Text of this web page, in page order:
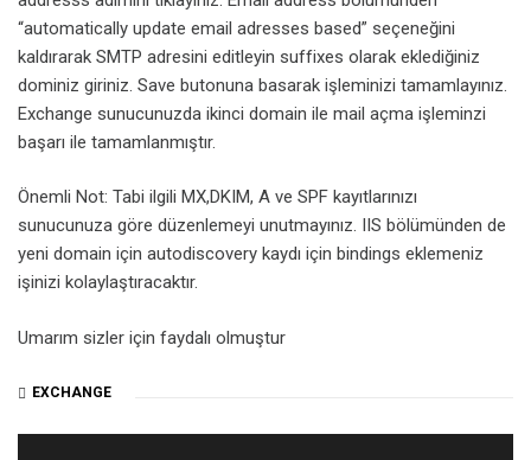
“automatically update email adresses based” seçeneğini
kaldırarak SMTP adresini editleyin suffixes olarak eklediğiniz
dominiz giriniz. Save butonuna basarak işleminizi tamamlayınız.
Exchange sunucunuzda ikinci domain ile mail açma işleminzi
başarı ile tamamlanmıştır.
Önemli Not: Tabi ilgili MX,DKIM, A ve SPF kayıtlarınızı
sunucunuza göre düzenlemeyi unutmayınız. IIS bölümünden de
yeni domain için autodiscovery kaydı için bindings eklemeniz
işinizi kolaylaştıracaktır.
Umarım sizler için faydalı olmuştur
EXCHANGE